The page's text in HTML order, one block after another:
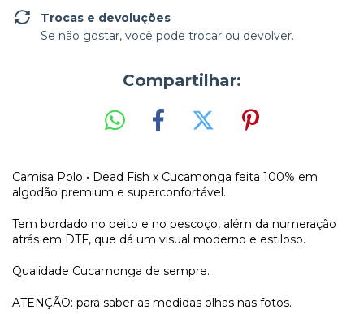
Trocas e devoluções
Se não gostar, você pode trocar ou devolver.
Compartilhar:
Camisa Polo • Dead Fish x Cucamonga feita 100% em
algodão premium e superconfortável.
Tem bordado no peito e no pescoço, além da numeração
atrás em DTF, que dá um visual moderno e estiloso.
Qualidade Cucamonga de sempre.
ATENÇÃO: para saber as medidas olhas nas fotos.